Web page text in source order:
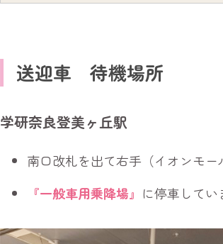
送迎車 待機場所
学研奈良登美ヶ丘駅
南口改札を出て右手（イオンモ
『一般車用乗降場』 に停車してい